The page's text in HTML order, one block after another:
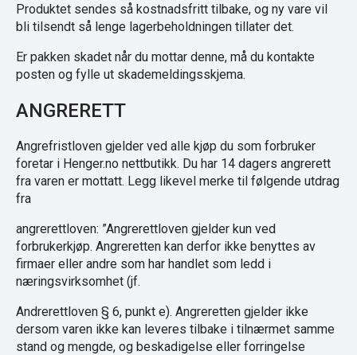
Produktet sendes så kostnadsfritt tilbake, og ny vare vil
bli tilsendt så lenge lagerbeholdningen tillater det.
Er pakken skadet når du mottar denne, må du kontakte
posten og fylle ut skademeldingsskjema.
ANGRERETT
Angrefristloven gjelder ved alle kjøp du som forbruker
foretar i Henger.no nettbutikk. Du har 14 dagers angrerett
fra varen er mottatt. Legg likevel merke til følgende utdrag
fra
angrerettloven: ”Angrerettloven gjelder kun ved
forbrukerkjøp. Angreretten kan derfor ikke benyttes av
firmaer eller andre som har handlet som ledd i
næringsvirksomhet (jf.
Andrerettloven § 6, punkt e). Angreretten gjelder ikke
dersom varen ikke kan leveres tilbake i tilnærmet samme
stand og mengde, og beskadigelse eller forringelse